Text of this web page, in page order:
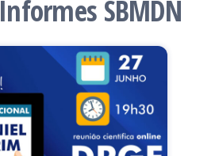
Informes SBMDN